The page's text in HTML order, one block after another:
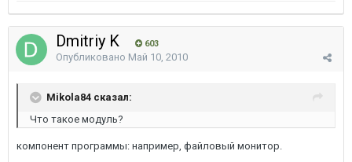
Dmitriy K 603
Опубликовано Май 10, 2010
Mikola84 сказал:
Что такое модуль?
компонент программы: например, файловый монитор.